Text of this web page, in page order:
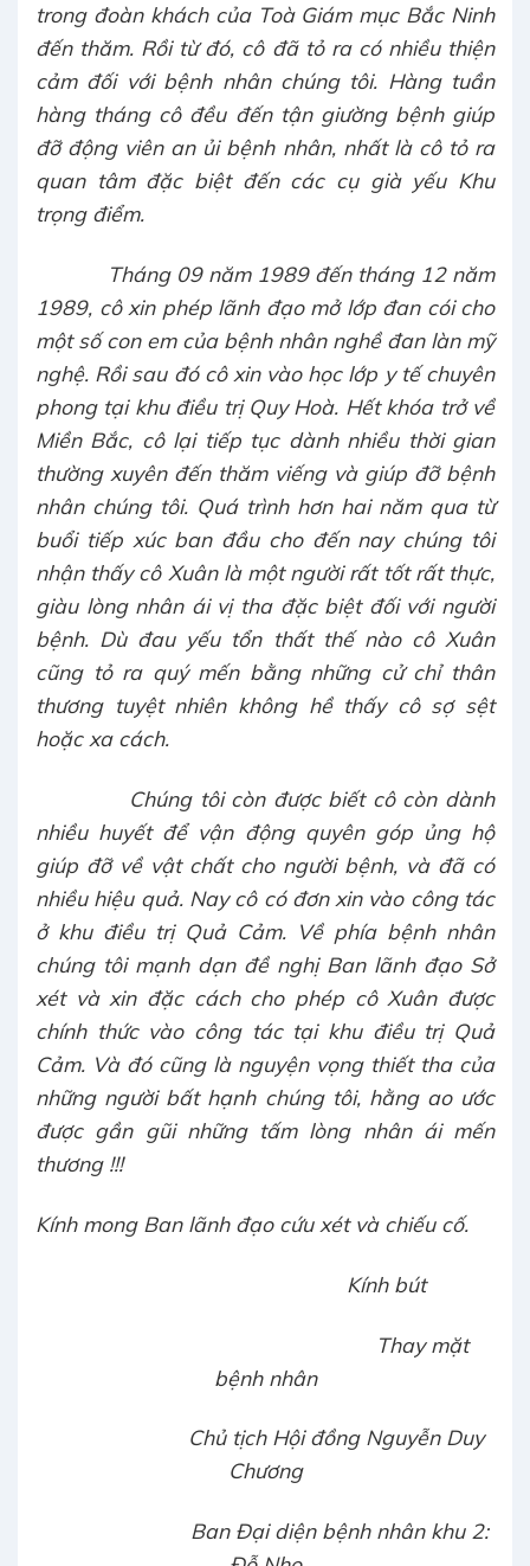
trong đoàn khách của Toà Giám mục Bắc Ninh
đến thăm. Rồi từ đó, cô đã tỏ ra có nhiều thiện
cảm đối với bệnh nhân chúng tôi. Hàng tuần
hàng tháng cô đều đến tận giường bệnh giúp
đỡ động viên an ủi bệnh nhân, nhất là cô tỏ ra
quan tâm đặc biệt đến các cụ già yếu Khu
trọng điểm.
Tháng 09 năm 1989 đến tháng 12 năm
1989, cô xin phép lãnh đạo mở lớp đan cói cho
một số con em của bệnh nhân nghề đan làn mỹ
nghệ. Rồi sau đó cô xin vào học lớp y tế chuyên
phong tại khu điều trị Quy Hoà. Hết khóa trở về
Miền Bắc, cô lại tiếp tục dành nhiều thời gian
thường xuyên đến thăm viếng và giúp đỡ bệnh
nhân chúng tôi. Quá trình hơn hai năm qua từ
buổi tiếp xúc ban đầu cho đến nay chúng tôi
nhận thấy cô Xuân là một người rất tốt rất thực,
giàu lòng nhân ái vị tha đặc biệt đối với người
bệnh. Dù đau yếu tổn thất thế nào cô Xuân
cũng tỏ ra quý mến bằng những cử chỉ thân
thương tuyệt nhiên không hề thấy cô sợ sệt
hoặc xa cách.
Chúng tôi còn được biết cô còn dành
nhiều huyết để vận động quyên góp ủng hộ
giúp đỡ về vật chất cho người bệnh, và đã có
nhiều hiệu quả. Nay cô có đơn xin vào công tác
ở khu điều trị Quả Cảm. Về phía bệnh nhân
chúng tôi mạnh dạn đề nghị Ban lãnh đạo Sở
xét và xin đặc cách cho phép cô Xuân được
chính thức vào công tác tại khu điều trị Quả
Cảm. Và đó cũng là nguyện vọng thiết tha của
những người bất hạnh chúng tôi, hằng ao ước
được gần gũi những tấm lòng nhân ái mến
thương !!!
Kính mong Ban lãnh đạo cứu xét và chiếu cố.
Kính bút
Thay mặt
bệnh nhân
Chủ tịch Hội đồng Nguyễn Duy
Chương
Ban Đại diện bệnh nhân khu 2: